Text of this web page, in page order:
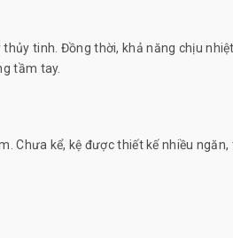
tinh. Đồng thời, khả năng chịu
tầm tay.
Chưa kể, kệ được thiết kế nhiều